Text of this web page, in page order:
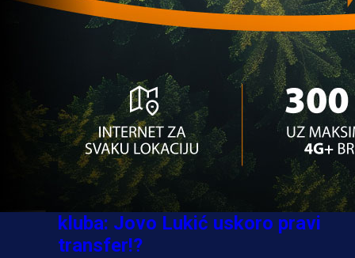
3 sedmica 5 dan
A Selekcija
Jovo Lukić ima novi klub: Trener
Cluja praktično potvrdio veliki
transfer!
3 dan 18 h
A Selekcija
Stigla potvrda od predsjednika
kluba: Jovo Lukić uskoro pravi
transfer!?